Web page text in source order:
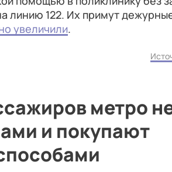
линию 122. Их примут
увеличили.
метро
и покупают